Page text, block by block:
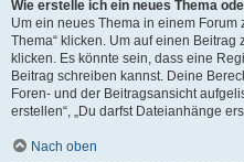
Wie erstelle ich ein neues Thema
Um ein neues Thema in einem Forum
Thema“ klicken. Um auf einen Beitrag
klicken. Es könnte sein, dass eine
Beitrag schreiben kannst. Deine
Foren- und der Beitragsansicht
erstellen“, „Du darfst Dateianhänge
Nach oben